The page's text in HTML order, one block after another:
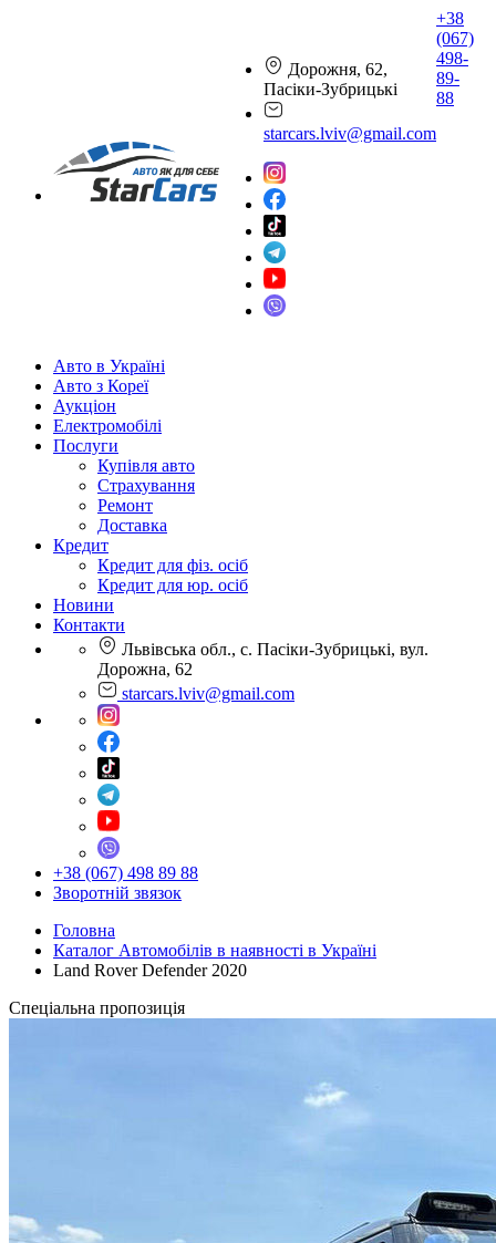
Дорожня, 62,
Пасіки-Зубрицькі
starcars.lviv@gmail.com
+38
(067)
498-
89-
88
Авто в Україні
Авто з Кореї
Аукціон
Електромобілі
Послуги
Купівля авто
Страхування
Ремонт
Доставка
Кредит
Кредит для фіз. осіб
Кредит для юр. осіб
Новини
Контакти
Львівська обл., с. Пасіки-Зубрицькі, вул.
Дорожна, 62
starcars.lviv@gmail.com
+38 (067) 498 89 88
Зворотній звязок
Головна
Каталог Автомобілів в наявності в Україні
Land Rover Defender 2020
Спеціальна пропозиція